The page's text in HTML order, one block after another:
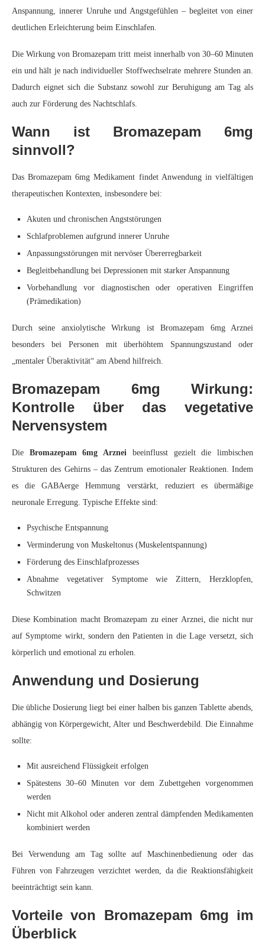
Anspannung, innerer Unruhe und Angstgefühlen – begleitet von einer
deutlichen Erleichterung beim Einschlafen.
Die Wirkung von Bromazepam tritt meist innerhalb von 30–60 Minuten
ein und hält je nach individueller Stoffwechselrate mehrere Stunden an.
Dadurch eignet sich die Substanz sowohl zur Beruhigung am Tag als
auch zur Förderung des Nachtschlafs.
Wann ist Bromazepam 6mg
sinnvoll?
Das Bromazepam 6mg Medikament findet Anwendung in vielfältigen
therapeutischen Kontexten, insbesondere bei:
Akuten und chronischen Angststörungen
Schlafproblemen aufgrund innerer Unruhe
Anpassungsstörungen mit nervöser Übererregbarkeit
Begleitbehandlung bei Depressionen mit starker Anspannung
Vorbehandlung vor diagnostischen oder operativen Eingriffen
(Prämedikation)
Durch seine anxiolytische Wirkung ist Bromazepam 6mg Arznei
besonders bei Personen mit überhöhtem Spannungszustand oder
„mentaler Überaktivität“ am Abend hilfreich.
Bromazepam 6mg Wirkung:
Kontrolle über das vegetative
Nervensystem
Die Bromazepam 6mg Arznei beeinflusst gezielt die limbischen
Strukturen des Gehirns – das Zentrum emotionaler Reaktionen. Indem
es die GABAerge Hemmung verstärkt, reduziert es übermäßige
neuronale Erregung. Typische Effekte sind:
Psychische Entspannung
Verminderung von Muskeltonus (Muskelentspannung)
Förderung des Einschlafprozesses
Abnahme vegetativer Symptome wie Zittern, Herzklopfen,
Schwitzen
Diese Kombination macht Bromazepam zu einer Arznei, die nicht nur
auf Symptome wirkt, sondern den Patienten in die Lage versetzt, sich
körperlich und emotional zu erholen.
Anwendung und Dosierung
Die übliche Dosierung liegt bei einer halben bis ganzen Tablette abends,
abhängig von Körpergewicht, Alter und Beschwerdebild. Die Einnahme
sollte:
Mit ausreichend Flüssigkeit erfolgen
Spätestens 30–60 Minuten vor dem Zubettgehen vorgenommen
werden
Nicht mit Alkohol oder anderen zentral dämpfenden Medikamenten
kombiniert werden
Bei Verwendung am Tag sollte auf Maschinenbedienung oder das
Führen von Fahrzeugen verzichtet werden, da die Reaktionsfähigkeit
beeinträchtigt sein kann.
Vorteile von Bromazepam 6mg im
Überblick